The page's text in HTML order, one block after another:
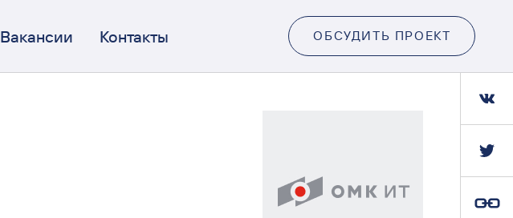
Вакансии Контакты ОБСУДИТЬ ПРОЕКТ
Ссылка скопирована